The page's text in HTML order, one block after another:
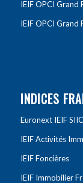
IEIF OPCI Grand
IEIF OPCI Grand
INDICES
Euronext IEIF
IEIF Activités
IEIF Foncières
IEIF Immobilier